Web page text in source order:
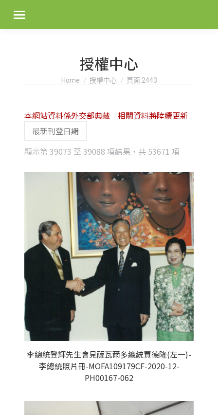
授權中心
You are here:
Home 授權中心 頁面 2443
顯示第 39073 至 39088 項結果，共 53671 項
latest
本網站資料係外交部典藏 相關資料將陸續更新
李總統登輝先生會見薩瓦爾多總統賈德隆(左一)-
李總統照片冊-MOFA109179CF-2020-12-
PH00167-062